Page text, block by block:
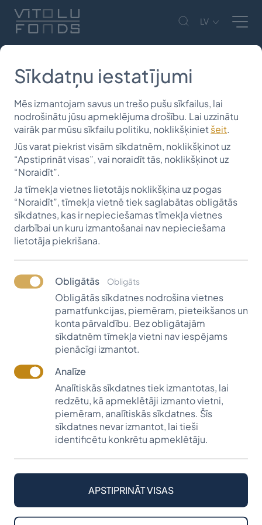
LV
Aktualitātes
Pasniegtas Vītolu fonda stipendijas
06.07.2026
4. jūlijā Rīgas Tehniskās universitātes Inženierzinātņu
vidusskolas izlaiduma svinīgajā ceremonijā Vītolu
un Valtam Vekteram.
Vītolu fonda vēlējums vairāk kā divas desmitgades
paliek nemainīgs – “Ar izglītību dzīvē sasniegt tādu
līmeni, lai nākotnē varētu palīdzēt citiem”.
Adrese
Lāčplēša ielā 75B,
LV - 1011, Latvija
Telefona numurs
+371 26 022 856
E-pasts
Sīkdatņu iestatījumi
Mēs izmantojam savus un trešo pušu sīkfailus, lai
nodrošinātu jūsu apmeklējuma drošību. Lai uzzinātu
vairāk par mūsu sīkfailu politiku, noklikšķiniet šeit.
Jūs varat piekrist visām sīkdatnēm, noklikšķinot uz
“Apstiprināt visas”, vai noraidīt tās, noklikšķinot uz
“Noraidīt”.
Ja tīmekļa vietnes lietotājs noklikšķina uz pogas
“Noraidīt”, tīmekļa vietnē tiek saglabātas obligātās
sīkdatnes, kas ir nepieciešamas tīmekļa vietnes
darbībai un kuru izmantošanai nav nepieciešama
lietotāja piekrišana.
Obligātās Obligāts
Obligātās sīkdatnes nodrošina vietnes
pamatfunkcijas, piemēram, pieteikšanos un
konta pārvaldību. Bez obligātajām
sīkdatnēm tīmekļa vietni nav iespējams
pienācīgi izmantot.
Analīze
Analītiskās sīkdatnes tiek izmantotas, lai
redzētu, kā apmeklētāji izmanto vietni,
piemēram, analītiskās sīkdatnes. Šīs
sīkdatnes nevar izmantot, lai tieši
identificētu konkrētu apmeklētāju.
APSTIPRINĀT VISAS